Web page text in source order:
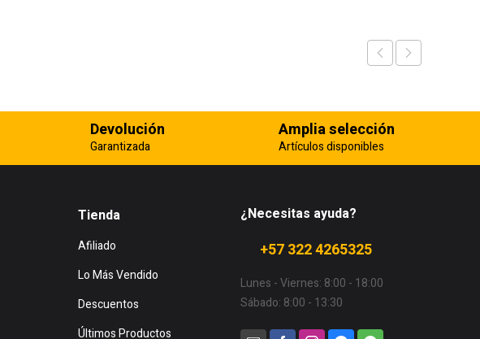
Devolución
Garantizada
Amplia selección
Artículos disponibles
Tienda
Afiliado
Lo Más Vendido
Descuentos
Últimos Productos
¿Necesitas ayuda?
+57 322 4265325
Lunes - Viernes: 8:00 - 18:00
Sábado: 8:00 - 13:30